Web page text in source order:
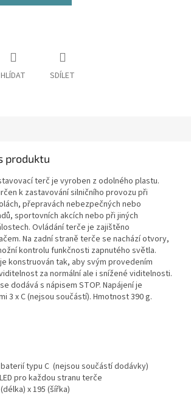
HLÍDAT SDÍLET
produktu
terč je vyroben z odolného plastu.
k zastavování silničního provozu při
přepravách nebezpečných nebo
sportovních akcích nebo při jiných
Ovládání terče je zajištěno
Na zadní straně terče se nachází otvory,
kontrolu funkčnosti zapnutého světla.
konstruován tak, aby svým provedením
za normální ale i snížené viditelnosti.
dodává s nápisem STOP. Napájení je
3 x C (nejsou součástí). Hmotnost 390 g.
typu C (nejsou součástí dodávky)
pro každou stranu terče
x 195 (šířka)